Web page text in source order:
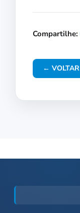
Compartilhe:
←